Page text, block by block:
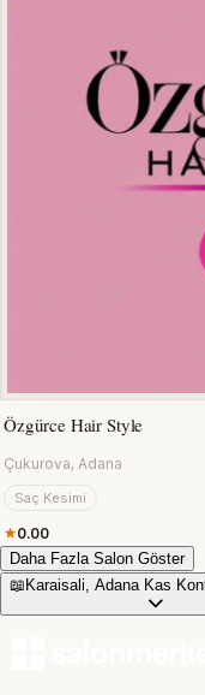
Özgürce Hair Style
Çukurova, Adana
Saç Kesimi
0.00
Daha Fazla Salon Göster
📖 Karaisali, Adana Kas